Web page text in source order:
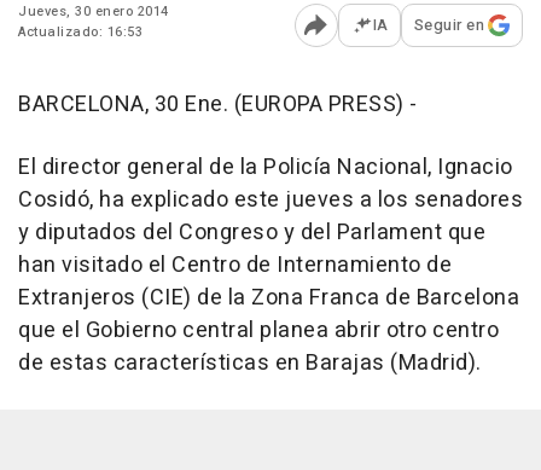
Jueves, 30 enero 2014
Actualizado: 16:53
Abrir opciones para
IA Seguir en
BARCELONA, 30 Ene. (EUROPA PRESS) -
El director general de la Policía Nacional, Ignacio
Cosidó, ha explicado este jueves a los senadores
y diputados del Congreso y del Parlament que
han visitado el Centro de Internamiento de
Extranjeros (CIE) de la Zona Franca de Barcelona
que el Gobierno central planea abrir otro centro
de estas características en Barajas (Madrid).